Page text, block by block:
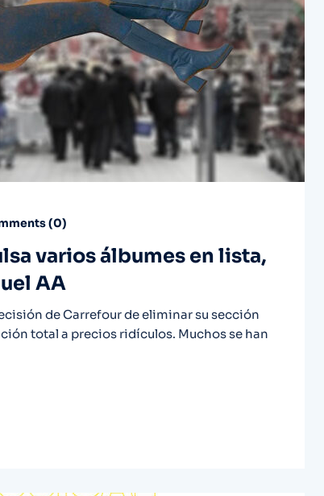
(0)
varios álbumes en lista,
AA
de Carrefour de eliminar su sección
total a precios ridículos. Muchos se han